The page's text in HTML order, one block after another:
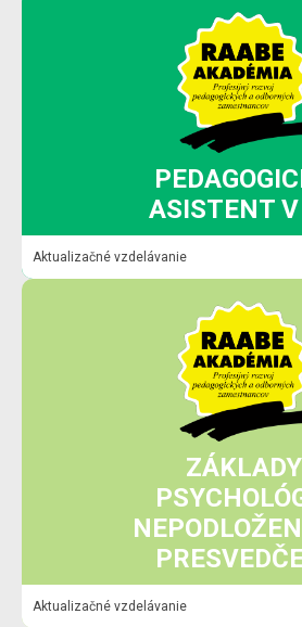
ASISTENT
Aktualizačné vzdelávanie
ZÁKLADY
Aktualizačné vzdelávanie